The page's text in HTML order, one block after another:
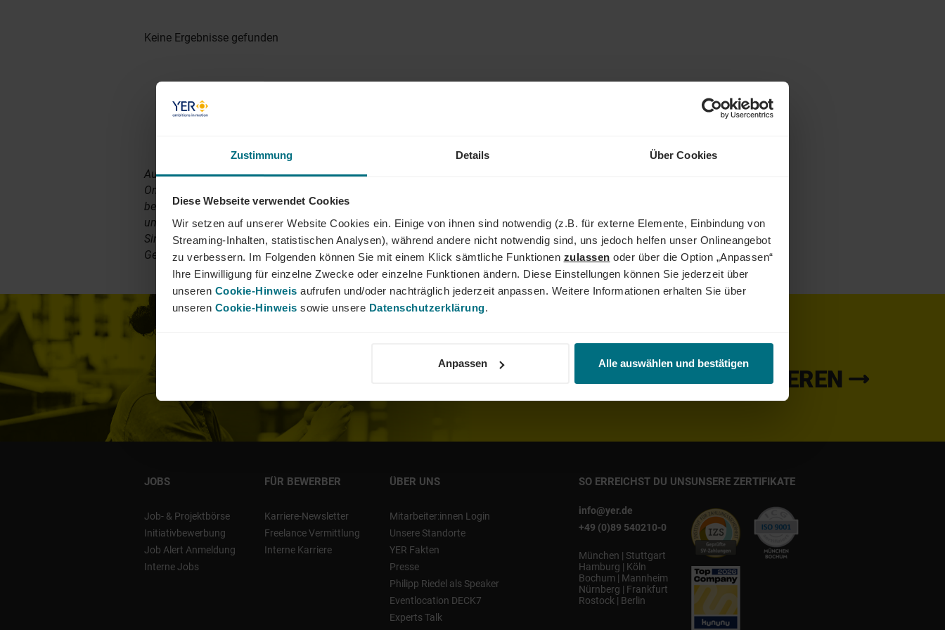
Zustimmung Details Über Cookies
Diese Webseite verwendet Cookies
Wir setzen auf unserer Website Cookies ein. Einige von ihnen sind notwendig (z.B. für externe Elemente, Einbindung von
Streaming-Inhalten, statistischen Analysen), während andere nicht notwendig sind, uns jedoch helfen unser Onlineangebot
zu verbessern. Im Folgenden können Sie mit einem Klick sämtliche Funktionen zulassen oder über die Option „Anpassen“
Ihre Einwilligung für einzelne Zwecke oder einzelne Funktionen ändern. Diese Einstellungen können Sie jederzeit über
unseren Cookie-Hinweis aufrufen und/oder nachträglich jederzeit anpassen. Weitere Informationen erhalten Sie über
unseren Cookie-Hinweis sowie unsere Datenschutzerklärung.
Anpassen Alle auswählen und bestätigen
Keine Ergebnisse gefunden
Aus Gründen der besseren Lesbarkeit verwenden wir in unserem
Online-Magazin noch teilweise die männliche Sprachform. Wir
bemühen uns alle Artikel nach und nach gendergerecht
umzuschreiben. Sämtliche Personenbezeichnungen gelten im
Sinne der Gleichbehandlung grundsätzlich für alle
Geschlechter. Bitte beachte dazu unserenGender-Hinweis .
NEWSLETTER ABONNIEREN
JOBS
Job- & Projektbörse
Initiativbewerbung
Job Alert Anmeldung
Interne Jobs
FÜR BEWERBER
Karriere-Newsletter
Freelance Vermittlung
Interne Karriere
ÜBER UNS
Mitarbeiter:innen Login
Unsere Standorte
YER Fakten
Presse
Philipp Riedel als Speaker
Eventlocation DECK7
Experts Talk
SO ERREICHST DU UNS
info@yer.de
+49 (0)89 540210-0
München | Stuttgart
Hamburg | Köln
Bochum | Mannheim
Nürnberg | Frankfurt
Rostock | Berlin
UNSERE ZERTIFIKATE